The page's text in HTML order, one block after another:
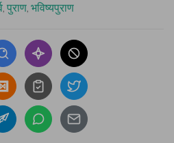
, पुराण, भविष्यपुराण